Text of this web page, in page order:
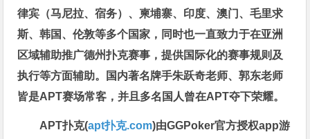
律宾（马尼拉、宿务）、柬埔寨、印度、澳门、毛里求
斯、韩国、伦敦等多个国家，同时也一直致力于在亚洲
区域辅助推广德州扑克赛事，提供国际化的赛事规则及
执行等方面辅助。国内著名牌手朱跃奇老师、郭东老师
皆是APT赛场常客，并且多名国人曾在APT夺下荣耀。
APT扑克(apt扑克.com)由GGPoker官方授权app游